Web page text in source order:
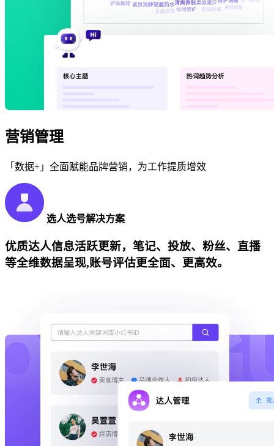
营销管理
「数据+」全面赋能品牌营销，为工作提质增效
选人选号解决方案
优质达人信息活跃更新，笔记、投放、粉丝、直播
等全维数据呈现,账号评估更全面、更高效。